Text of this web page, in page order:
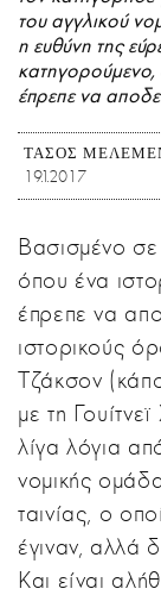
του αγγλικού
η ευθύνη της
έπρεπε να
ΤΆΣΟΣ
19.1.2017
Βασισμένο σε
όπου ένα
έπρεπε να
ιστορικούς
Τζάκσον
με τη
λίγα λόγια
νομικής
ταινίας, ο
έγιναν, αλλά
Και είναι